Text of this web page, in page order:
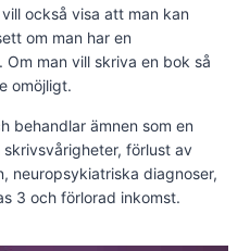
också visa att man kan
om man har en
man vill skriva en bok så
omöjligt.
behandlar ämnen som en
förlust av
neuropsykiatriska diagnoser,
3 och förlorad inkomst.